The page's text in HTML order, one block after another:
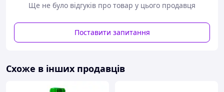
Ще не було відгуків про товар у цього продавця
Поставити запитання
Схоже в інших продавців